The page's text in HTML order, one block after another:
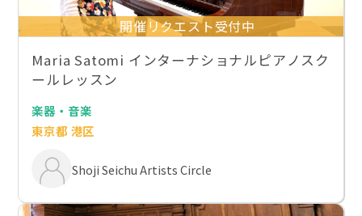
開催リクエスト受付中
Maria Satomi インターナショナルピアノスク
ールレッスン
楽器・音楽
東京都 港区
Shoji Seichu Artists Circle